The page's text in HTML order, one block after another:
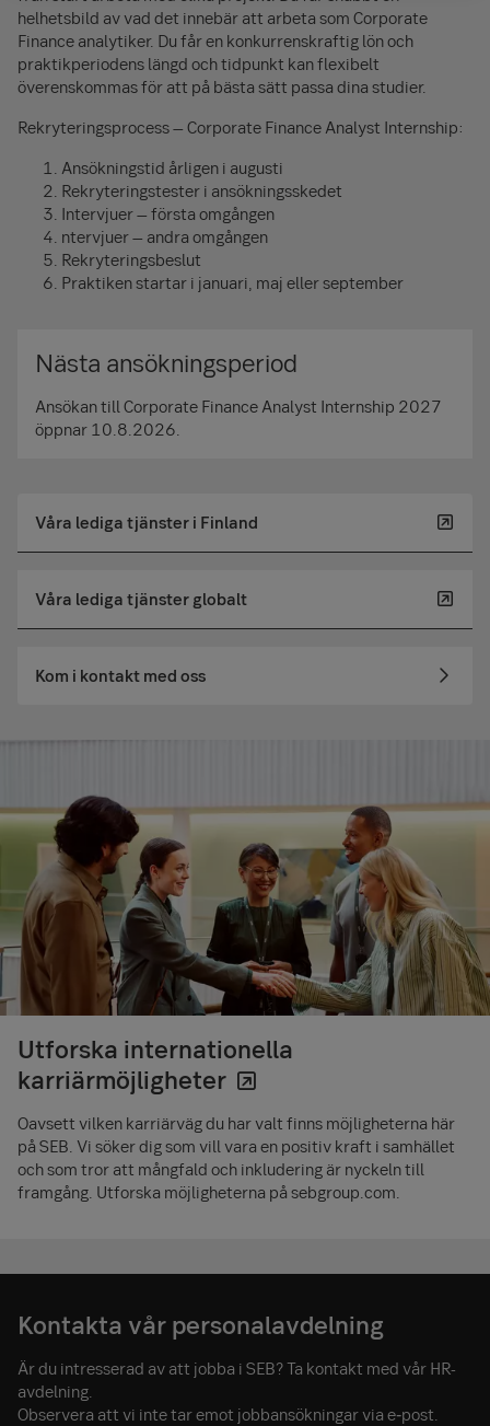
helhetsbild av vad det innebär att arbeta som Corporate
Finance analytiker. Du får en konkurrenskraftig lön och
praktikperiodens längd och tidpunkt kan flexibelt
överenskommas för att på bästa sätt passa dina studier.
Rekryteringsprocess – Corporate Finance Analyst Internship:
Ansökningstid årligen i augusti
Rekryteringstester i ansökningsskedet
Intervjuer – första omgången
ntervjuer – andra omgången
Rekryteringsbeslut
Praktiken startar i januari, maj eller september
Nästa ansökningsperiod
Ansökan till Corporate Finance Analyst Internship 2027
öppnar 10.8.2026.
Våra lediga tjänster i Finland
Våra lediga tjänster globalt
Kom i kontakt med oss
Utforska internationella
karriärmöjligheter
Oavsett vilken karriärväg du har valt finns möjligheterna här
på SEB. Vi söker dig som vill vara en positiv kraft i samhället
och som tror att mångfald och inkludering är nyckeln till
framgång. Utforska möjligheterna på sebgroup.com.
Kontakta vår personalavdelning
Är du intresserad av att jobba i SEB? Ta kontakt med vår HR-
avdelning.
Observera att vi inte tar emot jobbansökningar via e‑post.